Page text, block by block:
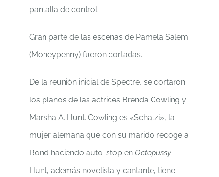
pantalla de control.
Gran parte de las escenas de Pamela Salem
(Moneypenny) fueron cortadas.
De la reunión inicial de Spectre, se cortaron
los planos de las actrices Brenda Cowling y
Marsha A. Hunt. Cowling es «Schatzi», la
mujer alemana que con su marido recoge a
Bond haciendo auto-stop en Octopussy.
Hunt, además novelista y cantante, tiene